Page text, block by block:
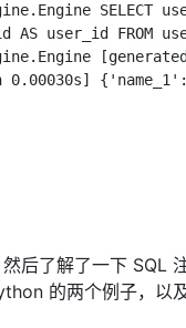
SELECT
user_id FROM
后了解了一下 SQL
的两个例子，以